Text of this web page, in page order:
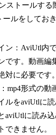
ストールする
ルをしてお
ン：AviUtl内
です。動画編
対に必要です。
mp4形式の動
ルをaviUtlに
aviUtlに読み
できません。